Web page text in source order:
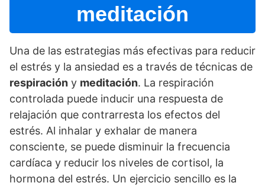
meditación
Una de las estrategias más efectivas para reducir
el estrés y la ansiedad es a través de técnicas de
respiración y meditación. La respiración
controlada puede inducir una respuesta de
relajación que contrarresta los efectos del
estrés. Al inhalar y exhalar de manera
consciente, se puede disminuir la frecuencia
cardí­aca y reducir los niveles de cortisol, la
hormona del estrés. Un ejercicio sencillo es la